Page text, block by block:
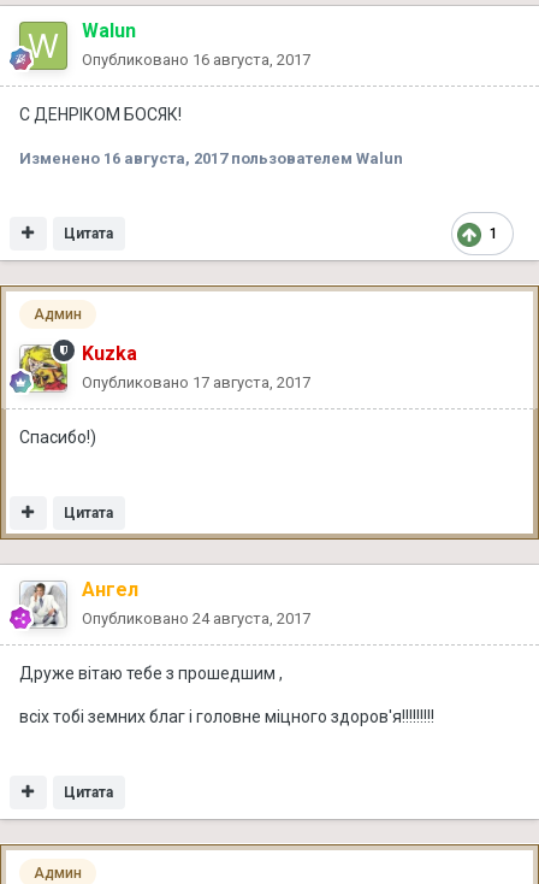
Walun
Опубликовано 16 августа, 2017
С ДЕНРІКОМ БОСЯК!
Изменено 16 августа, 2017пользователем Walun
1
Цитата
Админ
Kuzka
Опубликовано 17 августа, 2017
Спасибо!)
Цитата
Ангел
Опубликовано 24 августа, 2017
Друже вітаю тебе з прошедшим ,
всіх тобі земних благ і головне міцного здоров'я!!!!!!!!!
Цитата
Админ